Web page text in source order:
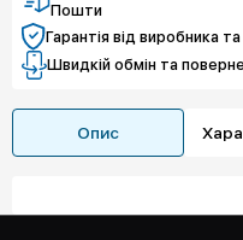
Пошти
Гарантія від виробника
Швидкій обмін та
Опис